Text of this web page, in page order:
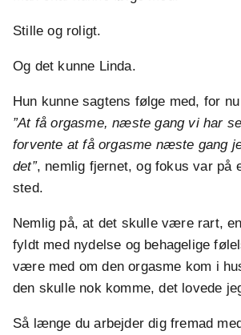
Stille og roligt.
Og det kunne Linda.
Hun kunne sagtens følge med, for
”At få orgasme, næste gang vi har
forvente at få orgasme næste gang
det”, nemlig fjernet, og fokus var på
sted.
Nemlig på, at det skulle være rart,
fyldt med nydelse og behagelige
være med om den orgasme kom i
den skulle nok komme, det lovede
Så længe du arbejder dig fremad